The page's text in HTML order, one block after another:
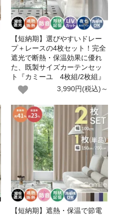
【短納期】選びやすいドレー
プ＋レースの4枚セット！完全
遮光で断熱・保温効果に優れ
た、既製サイズカーテンセッ
ト『カミーユ 4枚組/2枚組』
3,990円(税込)～
【短納期】遮熱・保温で節電